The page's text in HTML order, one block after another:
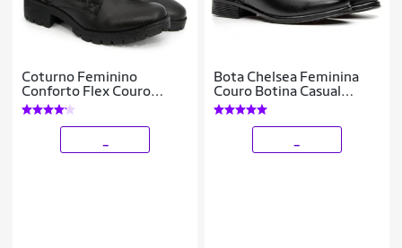
Coturno Feminino
Conforto Flex Couro
Macio
Bota Chelsea Feminina
Couro Botina Casual
Conforto